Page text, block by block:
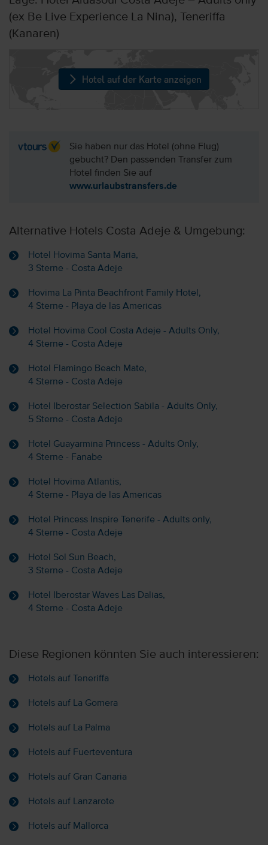
(ex Be Live Experience La Nina), Teneriffa
(Kanaren)
Hotel auf der Karte anzeigen
Sie haben nur das Hotel (ohne Flug)
gebucht? Den passenden Transfer zum
Hotel finden Sie auf
www.urlaubstransfers.de
Alternative Hotels Costa Adeje & Umgebung:
Hotel Hovima Santa Maria,
3 Sterne - Costa Adeje
Hovima La Pinta Beachfront Family Hotel,
4 Sterne - Playa de las Americas
Hotel Hovima Cool Costa Adeje - Adults Only,
4 Sterne - Costa Adeje
Hotel Flamingo Beach Mate,
4 Sterne - Costa Adeje
Hotel Iberostar Selection Sabila - Adults Only,
5 Sterne - Costa Adeje
Hotel Guayarmina Princess - Adults Only,
4 Sterne - Fanabe
Hotel Hovima Atlantis,
4 Sterne - Playa de las Americas
Hotel Princess Inspire Tenerife - Adults only,
4 Sterne - Costa Adeje
Hotel Sol Sun Beach,
3 Sterne - Costa Adeje
Hotel Iberostar Waves Las Dalias,
4 Sterne - Costa Adeje
Diese Regionen könnten Sie auch interessieren:
Hotels auf Teneriffa
Hotels auf La Gomera
Hotels auf La Palma
Hotels auf Fuerteventura
Hotels auf Gran Canaria
Hotels auf Lanzarote
Hotels auf Mallorca